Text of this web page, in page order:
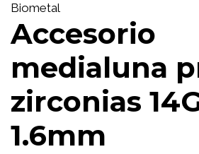
Biometal
Accesorio
medialuna
zirconias
1.6mm